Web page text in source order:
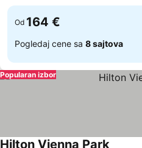
Od 164 €
Pogledaj cene sa 8 sajtova
Popularan izbor
Hilton Vienna Park